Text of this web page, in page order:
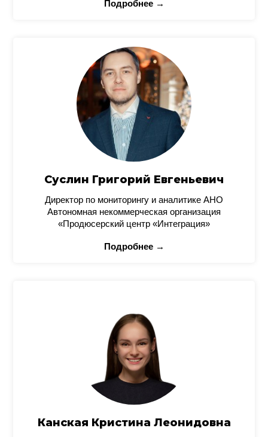
Подробнее →
Суслин Григорий Евгеньевич
Директор по мониторингу и аналитике АНО
Автономная некоммерческая организация
«Продюсерский центр «Интеграция»
Подробнее →
Канская Кристина Леонидовна